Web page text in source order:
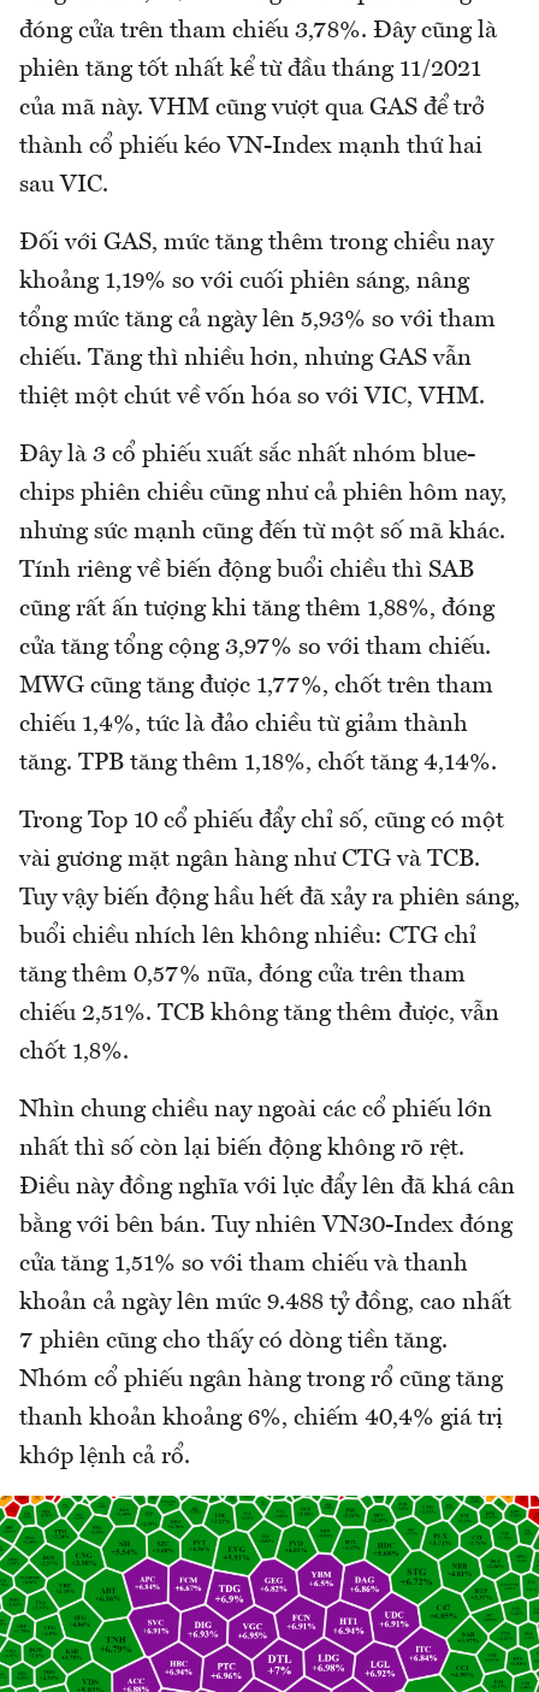
đóng cửa trên tham chiếu 3,78%. Đây cũng là
phiên tăng tốt nhất kể từ đầu tháng 11/2021
của mã này. VHM cũng vượt qua GAS để trở
thành cổ phiếu kéo VN-Index mạnh thứ hai
sau VIC.
Đối với GAS, mức tăng thêm trong chiều nay
khoảng 1,19% so với cuối phiên sáng, nâng
tổng mức tăng cả ngày lên 5,93% so với tham
chiếu. Tăng thì nhiều hơn, nhưng GAS vẫn
thiệt một chút về vốn hóa so với VIC, VHM.
Đây là 3 cổ phiếu xuất sắc nhất nhóm blue-
chips phiên chiều cũng như cả phiên hôm nay,
nhưng sức mạnh cũng đến từ một số mã khác.
Tính riêng về biến động buổi chiều thì SAB
cũng rất ấn tượng khi tăng thêm 1,88%, đóng
cửa tăng tổng cộng 3,97% so với tham chiếu.
MWG cũng tăng được 1,77%, chốt trên tham
chiếu 1,4%, tức là đảo chiều từ giảm thành
tăng. TPB tăng thêm 1,18%, chốt tăng 4,14%.
Trong Top 10 cổ phiếu đẩy chỉ số, cũng có một
vài gương mặt ngân hàng như CTG và TCB.
Tuy vậy biến động hầu hết đã xảy ra phiên sáng,
buổi chiều nhích lên không nhiều: CTG chỉ
tăng thêm 0,57% nữa, đóng cửa trên tham
chiếu 2,51%. TCB không tăng thêm được, vẫn
chốt 1,8%.
Nhìn chung chiều nay ngoài các cổ phiếu lớn
nhất thì số còn lại biến động không rõ rệt.
Điều này đồng nghĩa với lực đẩy lên đã khá cân
bằng với bên bán. Tuy nhiên VN30-Index đóng
cửa tăng 1,51% so với tham chiếu và thanh
khoản cả ngày lên mức 9.488 tỷ đồng, cao nhất
7 phiên cũng cho thấy có dòng tiền tăng.
Nhóm cổ phiếu ngân hàng trong rổ cũng tăng
thanh khoản khoảng 6%, chiếm 40,4% giá trị
khớp lệnh cả rổ.